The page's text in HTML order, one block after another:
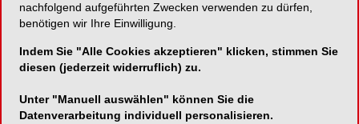
Telefon:
0221-709360
Fax:
0221-7093666
nachfolgend aufgeführten Zwecken verwenden zu dürfen,
benötigen wir Ihre Einwilligung.
Indem Sie "Alle Cookies akzeptieren" klicken, stimmen Sie
diesen (jederzeit widerruflich) zu.
Unter "Manuell auswählen" können Sie die
Datenverarbeitung individuell personalisieren.